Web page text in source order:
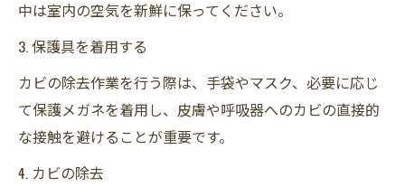
中は室内の空気を新鮮に保ってください。
3. 保護具を着用する
カビの除去作業を行う際は、手袋やマスク、必要に応じ
て保護メガネを着用し、皮膚や呼吸器へのカビの直接的
な接触を避けることが重要です。
4. カビの除去